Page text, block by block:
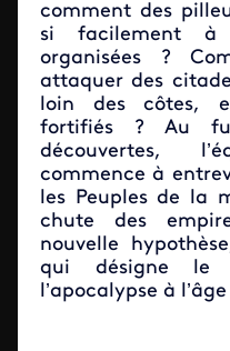
comment des
si facilement à
organisées ?
attaquer des
loin des côtes,
fortifiés ? Au
découvertes,
commence à
les Peuples de la
chute des
nouvelle
qui désigne le
l’apocalypse à